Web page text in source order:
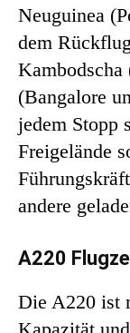
Neuguinea
dem
Kambodscha
(Bangalore
jedem Stopp
Freigelände
andere
A220
Die A220 ist